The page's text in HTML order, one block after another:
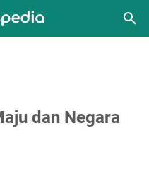
dan Negara